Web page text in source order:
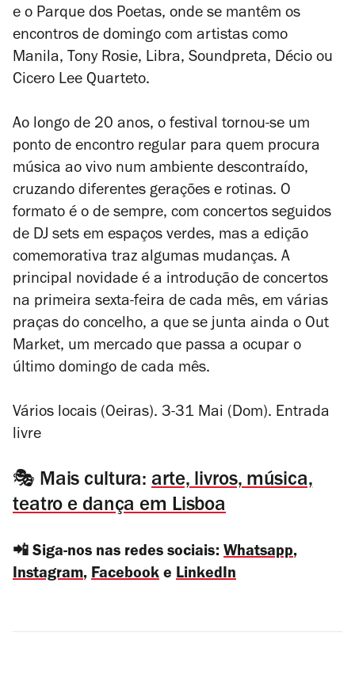
e o Parque dos Poetas, onde se mantêm os
encontros de domingo com artistas como
Manila, Tony Rosie, Libra, Soundpreta, Décio ou
Cicero Lee Quarteto.
Ao longo de 20 anos, o festival tornou-se um
ponto de encontro regular para quem procura
música ao vivo num ambiente descontraído,
cruzando diferentes gerações e rotinas. O
formato é o de sempre, com concertos seguidos
de DJ sets em espaços verdes, mas a edição
comemorativa traz algumas mudanças. A
principal novidade é a introdução de concertos
na primeira sexta-feira de cada mês, em várias
praças do concelho, a que se junta ainda o Out
Market, um mercado que passa a ocupar o
último domingo de cada mês.
Vários locais (Oeiras). 3-31 Mai (Dom). Entrada
livre
🎭 Mais cultura: arte, livros, música,
teatro e dança em Lisboa
📲 Siga-nos nas redes sociais: Whatsapp,
Instagram, Facebook e LinkedIn